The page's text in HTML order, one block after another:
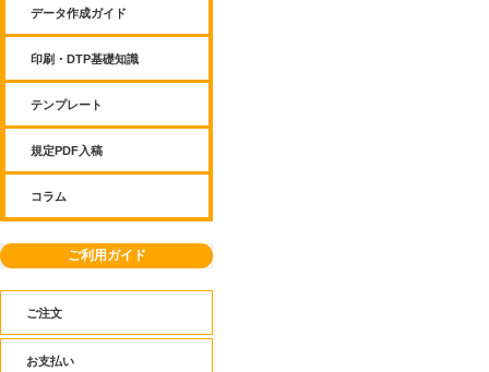
データ作成ガイド
印刷・DTP基礎知識
テンプレート
規定PDF入稿
コラム
ご利用ガイド
ご注文
お支払い